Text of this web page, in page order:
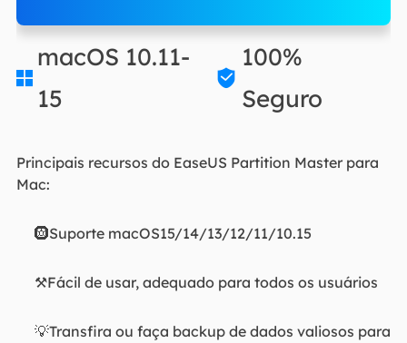

macOS 10.11-
15

100%
Seguro
Principais recursos do EaseUS Partition Master para
Mac:
🛞Suporte macOS15/14/13/12/11/10.15
⚒️Fácil de usar, adequado para todos os usuários
💡Transfira ou faça backup de dados valiosos para